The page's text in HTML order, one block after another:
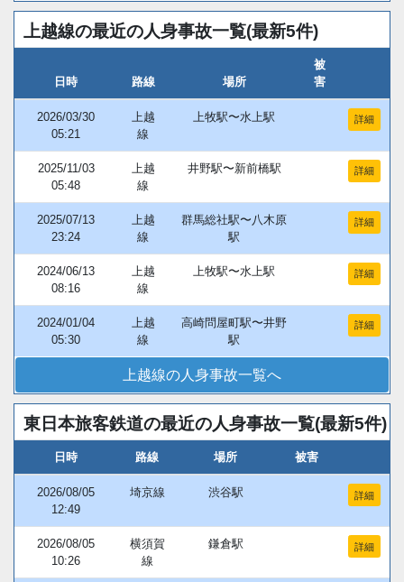
上越線の最近の人身事故一覧(最新5件)
日時 路線 場所
被
害
2026/03/30
05:21
上越
線
上牧駅〜水上駅 詳細
2025/11/03
05:48
上越
線
井野駅〜新前橋駅 詳細
2025/07/13
23:24
上越
線
群馬総社駅〜八木原
駅
詳細
2024/06/13
08:16
上越
線
上牧駅〜水上駅 詳細
2024/01/04
05:30
上越
線
高崎問屋町駅〜井野
駅
詳細
上越線の人身事故一覧へ
東日本旅客鉄道の最近の人身事故一覧(最新5件)
日時 路線 場所 被害
2026/08/05
12:49
埼京線 渋谷駅 詳細
2026/08/05
10:26
横須賀
線
鎌倉駅 詳細